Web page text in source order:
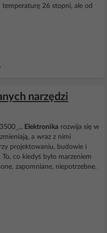
26 stopni, ale od
narzędzi
Elektronika rozwija się w
a wraz z nimi
projektowaniu, budowie i
co kiedyś było marzeniem
zapomniane, niepotrzebne.